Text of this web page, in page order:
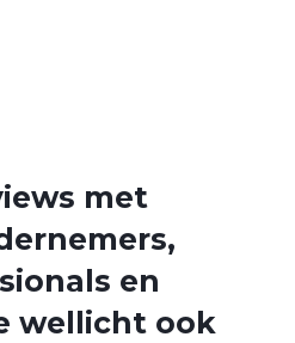
met
en
wellicht ook